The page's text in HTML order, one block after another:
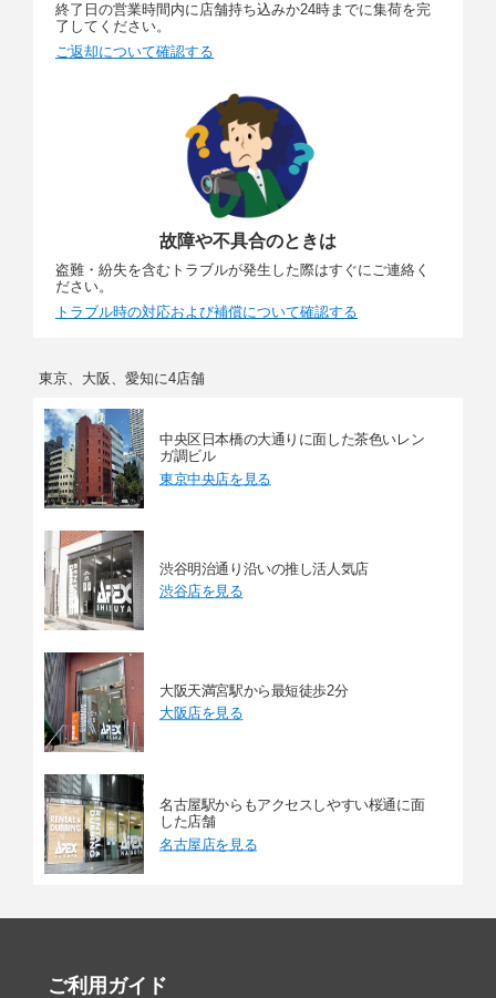
終了日の営業時間内に店舗持ち込みか24時までに集荷を完
了してください。
ご返却について確認する
故障や不具合のときは
盗難・紛失を含むトラブルが発生した際はすぐにご連絡く
ださい。
トラブル時の対応および補償について確認する
東京、大阪、愛知に4店舗
中央区日本橋の大通りに面した茶色いレン
ガ調ビル
東京中央店を見る
渋谷明治通り沿いの推し活人気店
渋谷店を見る
大阪天満宮駅から最短徒歩2分
大阪店を見る
名古屋駅からもアクセスしやすい桜通に面
した店舗
名古屋店を見る
ご利用ガイド